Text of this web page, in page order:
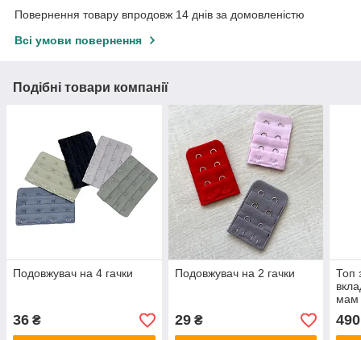
Повернення товару впродовж 14 днів за домовленістю
Всі умови повернення
Подібні товари компанії
Подовжувач на 4 гачки
36 ₴
Подовжувач на 2 гачки
29₴
Топ
мам
490